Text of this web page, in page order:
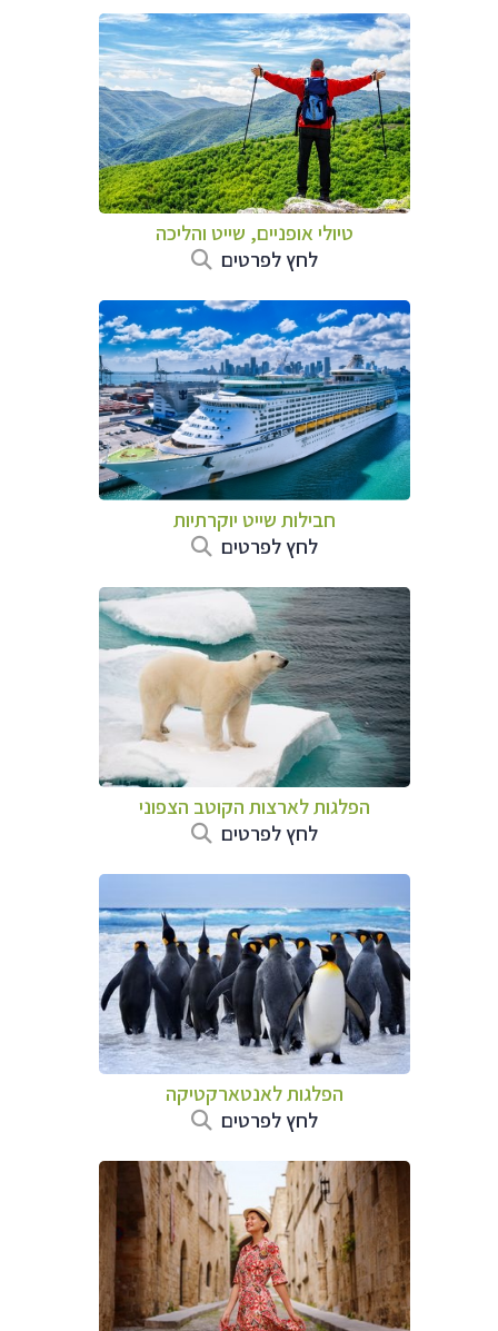
טיולי אופניים, שייט והליכה
לחץ לפרטים
חבילות שייט יוקרתיות
לחץ לפרטים
הפלגות לארצות הקוטב הצפוני
לחץ לפרטים
הפלגות לאנטארקטיקה
לחץ לפרטים